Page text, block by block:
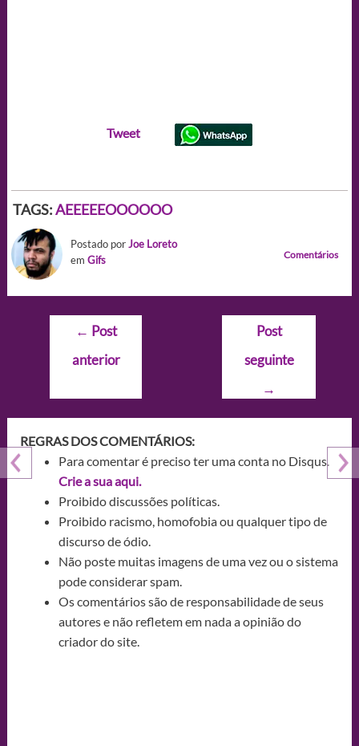
Tweet
TAGS:AEEEEEOOOOOO
Postado porJoe Loreto
em Gifs Comentários
Navegação
Post
← Post
anterior
Post
seguinte
→
REGRAS DOS COMENTÁRIOS:
Para comentar é preciso ter uma conta no Disqus.
Crie a sua aqui.
Proibido discussões políticas.
Proibido racismo, homofobia ou qualquer tipo de
discurso de ódio.
Não poste muitas imagens de uma vez ou o sistema
pode considerar spam.
Os comentários são de responsabilidade de seus
autores e não refletem em nada a opinião do
criador do site.